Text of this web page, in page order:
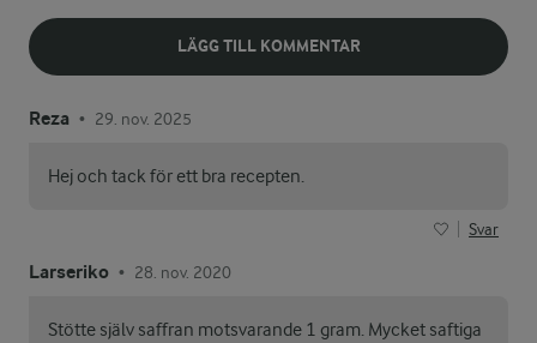
LÄGG TILL KOMMENTAR
Reza • 29. nov. 2025
Hej och tack för ett bra recepten.
Svar
Larseriko • 28. nov. 2020
Stötte själv saffran motsvarande 1 gram. Mycket saftiga